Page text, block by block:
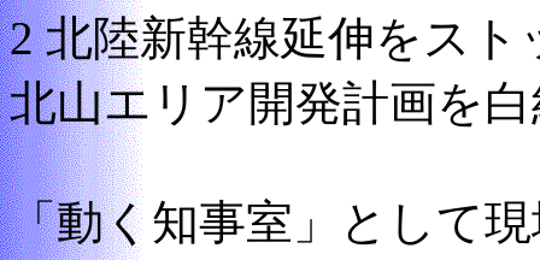
2 北陸新幹線延伸をスト
北山エリア開発計画を
「動く知事室」として